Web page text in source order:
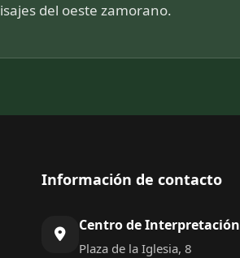
del oeste zamorano.
Información de contacto
Centro de Interpretación
Plaza de la Iglesia, 8